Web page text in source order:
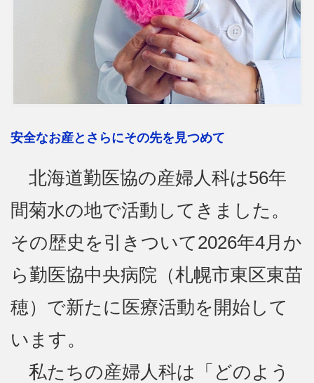
安全なお産とさらにその先を見つめて
北海道勤医協の産婦人科は56年
間菊水の地で活動してきました。
その歴史を引きついて2026年4月か
ら勤医協中央病院（札幌市東区東苗
穂）で新たに医療活動を開始して
います。
私たちの産婦人科は「どのよう